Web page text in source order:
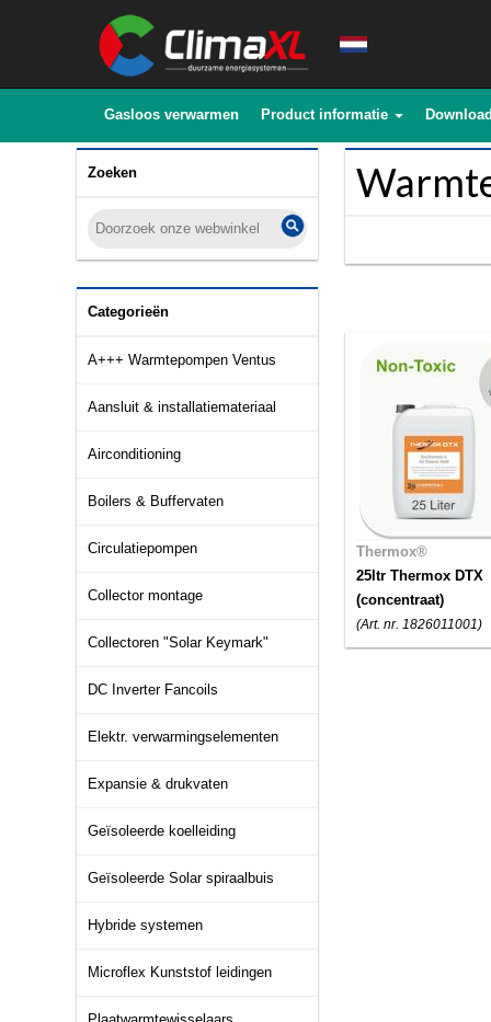
Gasloos verwarmen Product informatie
Zoeken
Categorieën
A+++ Warmtepompen Ventus
Aansluit & installatiemateriaal
Airconditioning
Boilers & Buffervaten
Circulatiepompen
Collector montage
Collectoren "Solar Keymark"
DC Inverter Fancoils
Elektr. verwarmingselementen
Expansie & drukvaten
Geïsoleerde koelleiding
Geïsoleerde Solar spiraalbuis
Hybride systemen
Microflex Kunststof leidingen
Thermox®
25ltr Thermox DTX
(concentraat)
(Art. nr. 1826011001)